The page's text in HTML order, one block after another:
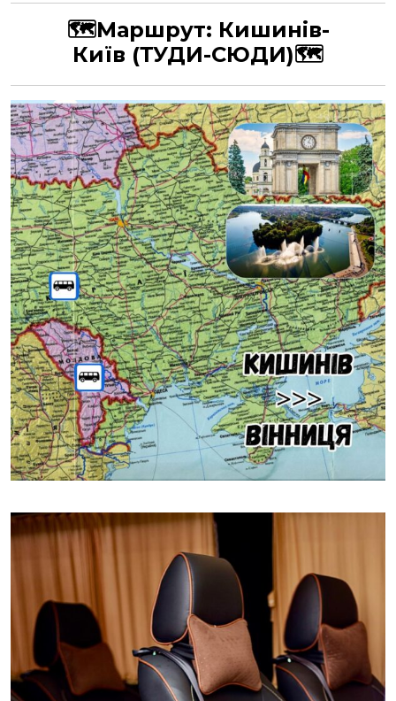
🗺Маршрут: Кишинів-
Київ (ТУДИ-СЮДИ)🗺